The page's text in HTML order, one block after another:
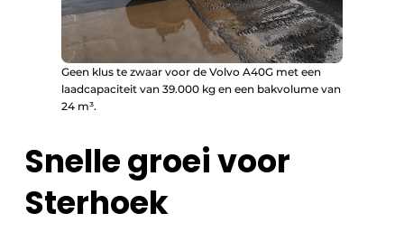
Geen klus te zwaar voor de Volvo A40G met een
laadcapaciteit van 39.000 kg en een bakvolume van
24 m³.
Snelle groei voor
Sterhoek